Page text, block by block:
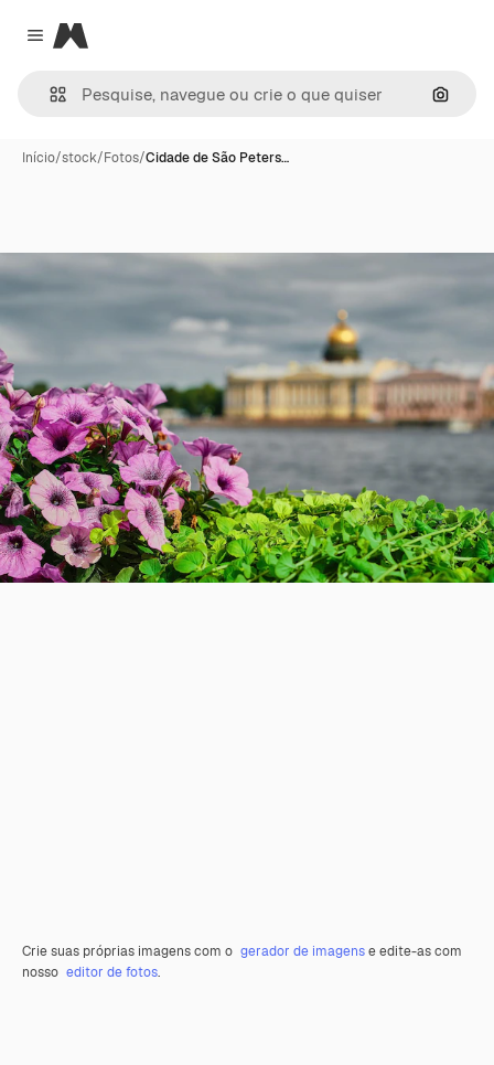
Close menu
Magnific
Início/stock/Fotos/Cidade de São Peters…
Crie suas próprias imagens com o gerador de imagense edite-as com
nosso editor de fotos.